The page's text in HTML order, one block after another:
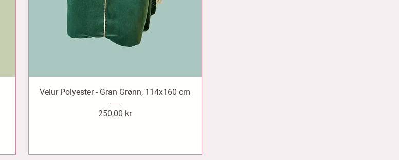
Velur Polyester - Gran Grønn, 114x160 cm
Pris
250,00 kr